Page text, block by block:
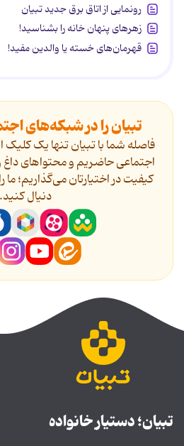
رونمایی از اتاق برق جدید تبیان
زهرهای پنهان خانه را بشناسید!
قهرمان‌های خسته یا والدین مفید!
تبیان را در شبکه‌های
فاصله شما با تبیان تنها یک
اجتماعی حاضریم و محتواهای داغ
کیفیت در اختیارتان می‌گذاریم؛
دنیال کنید.
تبیان؛ دستیار خانواده